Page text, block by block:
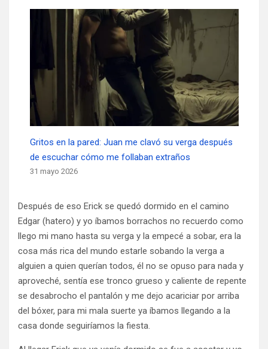
Gritos en la pared: Juan me clavó su verga después
de escuchar cómo me follaban extraños
31 mayo 2026
Después de eso Erick se quedó dormido en el camino
Edgar (hatero) y yo íbamos borrachos no recuerdo como
llego mi mano hasta su verga y la empecé a sobar, era la
cosa más rica del mundo estarle sobando la verga a
alguien a quien querían todos, él no se opuso para nada y
aproveché, sentía ese tronco grueso y caliente de repente
se desabrocho el pantalón y me dejo acariciar por arriba
del bóxer, para mi mala suerte ya íbamos llegando a la
casa donde seguiríamos la fiesta.